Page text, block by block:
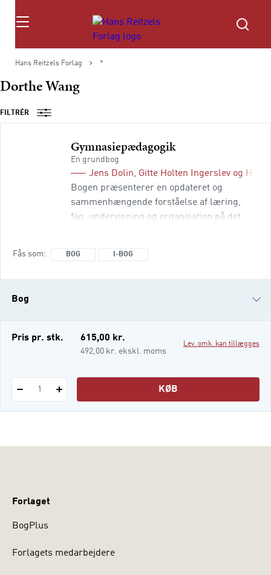
Søg
Hans Reitzels Forlag *
Dorthe Wang
FILTRÉR
Gymnasiepædagogik
En grundbog
Jens Dolin, Gitte Holten Ingerslev og
Bogen præsenterer en opdateret og
sammenhængende forståelse af læring,
fag, undervisning og organisation på det
samlede aktiviteter.
Fås som BOG I-BOG
Bog
i-bog
Pris pr. stk. 615,00 kr.
492,00 kr. ekskl. moms
Lev. omk. kan tillægges
1 KØB
Forlaget
BogPlus
Forlagets medarbejdere